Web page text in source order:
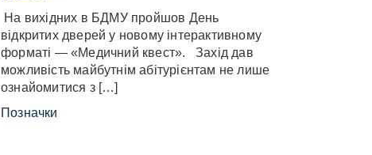
На вихідних в БДМУ пройшов День
відкритих дверей у новому інтерактивному
форматі — «Медичний квест». Захід дав
можливість майбутнім абітурієнтам не лише
ознайомитися з […]
Позначки